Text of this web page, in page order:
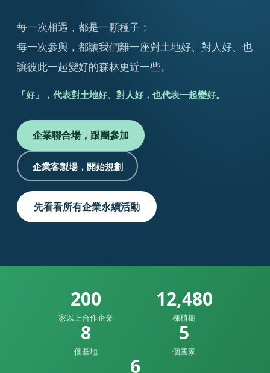
每一次相遇，都是一顆種子；
每一次參與，都讓我們離一座對土地好、對人好、也
讓彼此一起變好的森林更近一些。
「好」，代表對土地好、對人好，也代表一起變好。
企業聯合場，跟團參加
企業客製場，開始規劃
先看看所有企業永續活動
200
家以上合作企業
12,480
棵植樹
8
個基地
5
個國家
6